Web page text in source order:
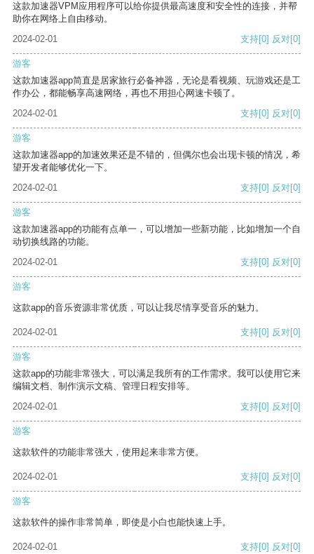
这款加速器VPM应用程序可以给你提供最高速度和安全性的连接，并帮
助你在网络上自由移动。
2024-02-01
支持[0] 反对[0]
游客
这款加速器app简直是居家旅行必备神器，无论是看视频、玩游戏还是工
作办公，都能畅享高速网络，再也不用担心网速卡顿了。
2024-02-01
支持[0] 反对[0]
游客
这款加速器app的加速效果还是不错的，但偶尔也会出现卡顿的情况，希
望开发者能够优化一下。
2024-02-01
支持[0] 反对[0]
游客
这款加速器app的功能有点单一，可以增加一些新功能，比如增加一个自
动切换线路的功能。
2024-02-01
支持[0] 反对[0]
游客
这款app的音乐资源非常优质，可以让我尽情享受音乐的魅力。
2024-02-01 支持[0] 反对[0]
游客
这款app的功能非常强大，可以满足我所有的工作需求。我可以使用它来
编辑文档、制作演示文稿、管理日程安排等。
2024-02-01
支持[0] 反对[0]
游客
这款软件的功能非常强大，使用起来非常方便。
2024-02-01 支持[0] 反对[0]
游客
这款软件的操作非常简单，即使是小白也能快速上手。
2024-02-01 支持[0] 反对[0]